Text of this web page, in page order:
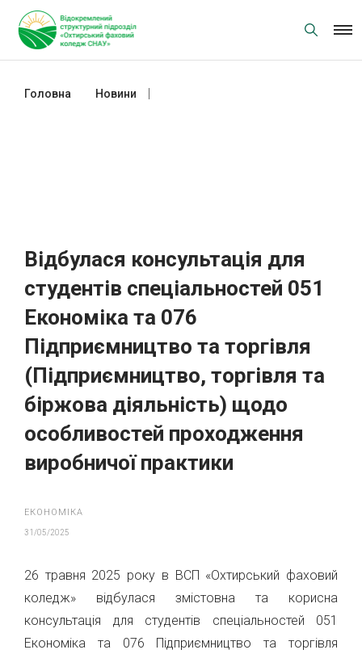
content
Головна Новини
Відбулася консультація для
студентів спеціальностей 051
Економіка та 076
Підприємництво та торгівля
(Підприємництво, торгівля та
біржова діяльність) щодо
особливостей проходження
виробничої практики
ЕКОНОМІКА
31/05/2025
26 травня 2025 року в ВСП «Охтирський фаховий
коледж» відбулася змістовна та корисна
консультація для студентів спеціальностей 051
Економіка та 076 Підприємництво та торгівля